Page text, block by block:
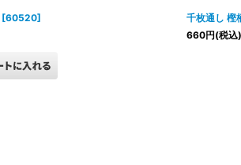
[60520]
千枚通し 樫
660円(税込)